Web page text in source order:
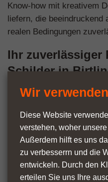
Know-how mit kreativem
liefern, die beeindruckend
realen Bedingungen
Ihr zuverlässiger
Schilder in
Mit jahrzehntelanger
gewerbliche
Unternehmen in
maßgeschneiderten
Ergebnisse liefern, einen
Wir
Diese Website
verstehen, woher
Außerdem hilft es uns
zu verbesserrn und die
entwickeln. Durch den
erteilen Sie uns Ihre